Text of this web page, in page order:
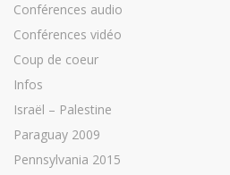
Conférences audio
Conférences vidéo
Coup de coeur
Infos
Israël – Palestine
Paraguay 2009
Pennsylvania 2015